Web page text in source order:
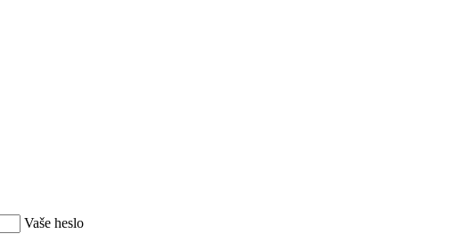
Vaše heslo